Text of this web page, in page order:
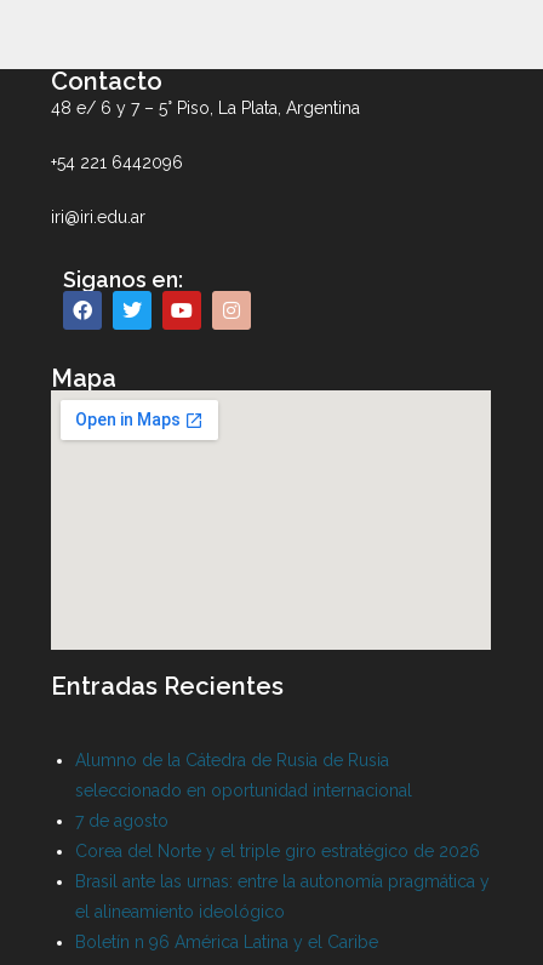
Contacto
48 e/ 6 y 7 – 5° Piso, La Plata, Argentina
+54 221 6442096
iri@iri.edu.ar
Siganos en:
Mapa
Entradas Recientes
Alumno de la Cátedra de Rusia de Rusia
seleccionado en oportunidad internacional
7 de agosto
Corea del Norte y el triple giro estratégico de 2026
Brasil ante las urnas: entre la autonomía pragmática y
el alineamiento ideológico
Boletín n 96 América Latina y el Caribe